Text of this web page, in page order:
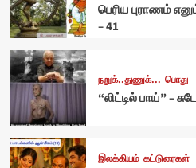
பெரிய புராணம்
– 41
நறுக்..துணுக்... பொது
“லிட்டில் பாய்” –
இலக்கியம் கட்டுரைகள்